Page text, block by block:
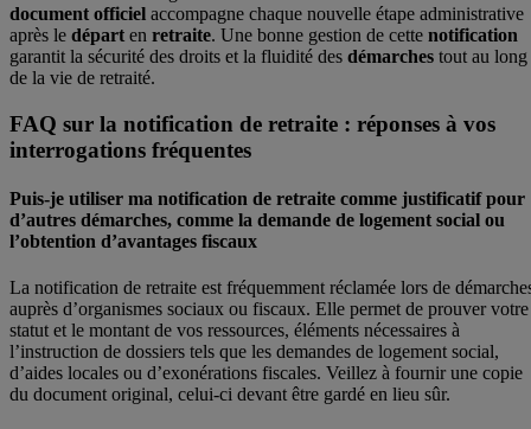
document officiel accompagne chaque nouvelle étape administrative
après le départ en retraite. Une bonne gestion de cette notification
garantit la sécurité des droits et la fluidité des démarches tout au long
de la vie de retraité.
FAQ sur la notification de retraite : réponses à vos
interrogations fréquentes
Puis-je utiliser ma notification de retraite comme justificatif pour
d’autres démarches, comme la demande de logement social ou
l’obtention d’avantages fiscaux
La notification de retraite est fréquemment réclamée lors de
auprès d’organismes sociaux ou fiscaux. Elle permet de prouver votre
statut et le montant de vos ressources, éléments nécessaires à
l’instruction de dossiers tels que les demandes de logement social,
d’aides locales ou d’exonérations fiscales. Veillez à fournir une copie
du document original, celui-ci devant être gardé en lieu sûr.